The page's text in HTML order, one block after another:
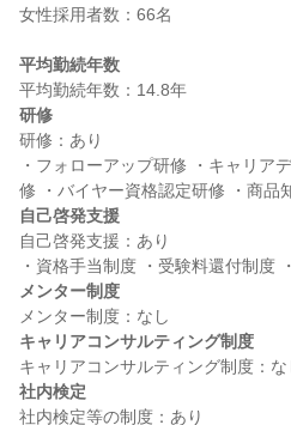
女性採用者数：66名
平均勤続年数
研修
研修：あり
・フォローアップ研修 ・キャリア
自己啓発支援
自己啓発支援：あり
メンター制度
キャリアコンサルティング制度
社内検定
社内検定等の制度：あり